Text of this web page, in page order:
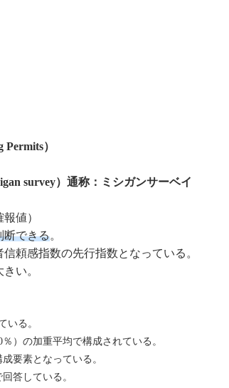
）
survey）通称：ミシガンサーベイ
値）
断できる。
頼感指数の先行指数となっている。
い。
いる。
）の加重平均で構成されている。
要素となっている。
答している。